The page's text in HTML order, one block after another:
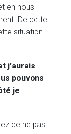
en nous
De cette
situation
j’aurais
pouvons
je
de ne pas